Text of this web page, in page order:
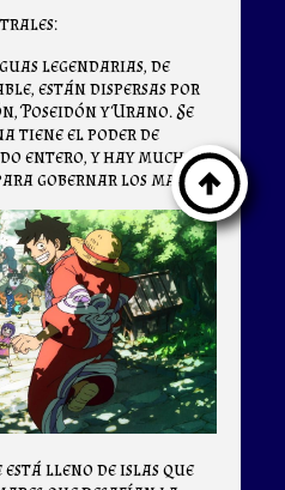
legendarias, de
están dispersas por
Poseidón y Urano. Se
tiene el poder de
entero, y hay muchos
gobernar los mares.
está lleno de islas que